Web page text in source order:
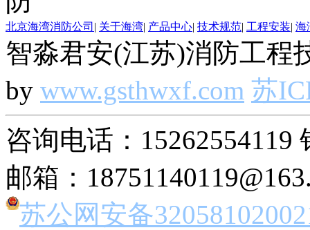
北京海湾消防公司 | 关于海湾| 产品中心| 技术规范| 工程安装| 海
智淼君安(江苏)消防工程
by www.gsthwxf.com 苏
咨询电话：15262554119
邮箱：
苏公网安备